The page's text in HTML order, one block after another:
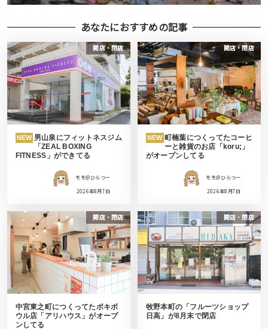
あなたにおすすめの記事
開店・閉店
NEW 男山泉にフィットネスジム
「ZEAL BOXING
FITNESS」ができてる
モモ＠ひらつー
2026年8月7日
開店・閉店
NEW 町楠葉につくってたコーヒ
ーと雑貨のお店「koru;」
がオープンしてる
モモ＠ひらつー
2026年8月7日
開店・閉店
中宮東之町につくってたポキボ
ウル店「アリハウス」がオープ
ンしてる
開店・閉店
牧野本町の「フルーツショップ
日高」が8月末で閉店